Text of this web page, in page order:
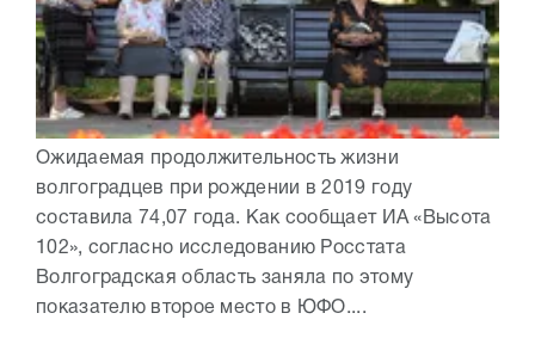
Ожидаемая продолжительность жизни
волгоградцев при рождении в 2019 году
составила 74,07 года. Как сообщает ИА «Высота
102», согласно исследованию Росстата
Волгоградская область заняла по этому
показателю второе место в ЮФО....